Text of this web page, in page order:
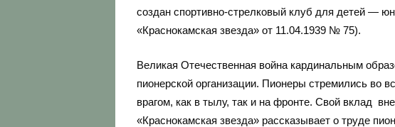
создан спортивно-стрелковый клуб для детей —
«Краснокамская звезда» от 11.04.1939 № 75).
Великая Отечественная война кардинальным
пионерской организации. Пионеры стремились во
врагом, как в тылу, так и на фронте. Свой вклад
«Краснокамская звезда» рассказывает о труде